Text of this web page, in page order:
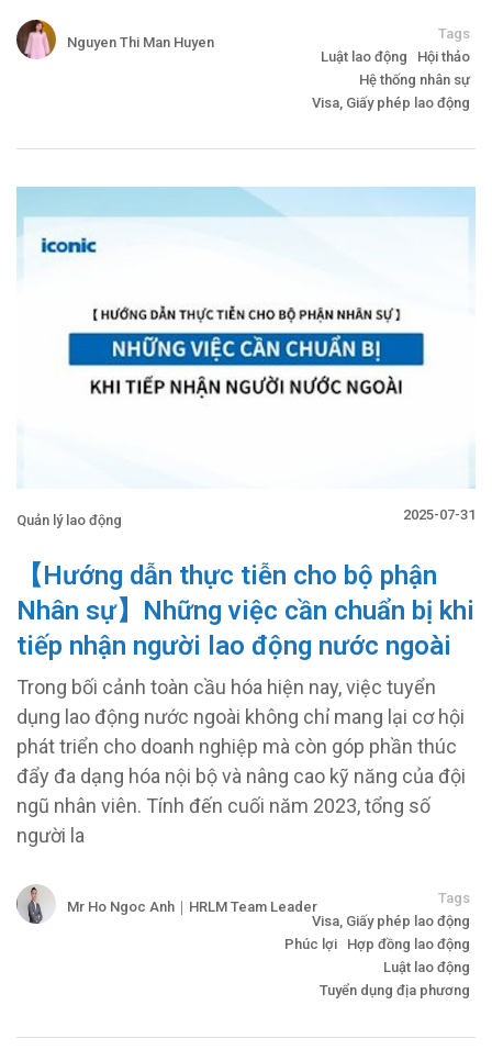
Nguyen Thi Man Huyen
Tags
Luật lao động
Hội thảo
Hệ thống nhân sự
Visa, Giấy phép lao động
Quản lý lao động 2025-07-31
【Hướng dẫn thực tiễn cho bộ phận
Nhân sự】Những việc cần chuẩn bị khi
tiếp nhận người lao động nước ngoài
Trong bối cảnh toàn cầu hóa hiện nay, việc tuyển
dụng lao động nước ngoài không chỉ mang lại cơ hội
phát triển cho doanh nghiệp mà còn góp phần thúc
đẩy đa dạng hóa nội bộ và nâng cao kỹ năng của đội
ngũ nhân viên. Tính đến cuối năm 2023, tổng số
người la
Mr Ho Ngoc Anh｜HRLM Team Leader
Tags
Visa, Giấy phép lao động
Phúc lợi
Hợp đồng lao động
Luật lao động
Tuyển dụng địa phương